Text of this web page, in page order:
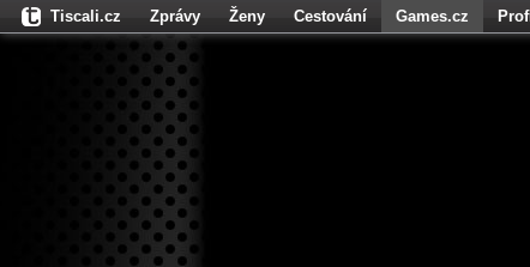
Tiscali.cz Zprávy Ženy Cestování Games.cz
Fights.cz